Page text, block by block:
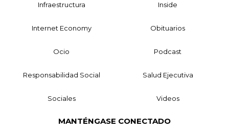
Infraestructura Inside
Internet Economy Obituarios
Ocio Podcast
Responsabilidad Social Salud Ejecutiva
Sociales Videos
MANTÉNGASE CONECTADO